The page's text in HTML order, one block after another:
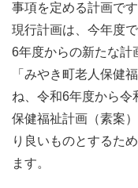
事項を定める計画です
現行計画は、今年度
6年度からの新たな計
「みやき町老人保健
ね、令和6年度から令
保健福祉計画（素案
り良いものとするた
ます。